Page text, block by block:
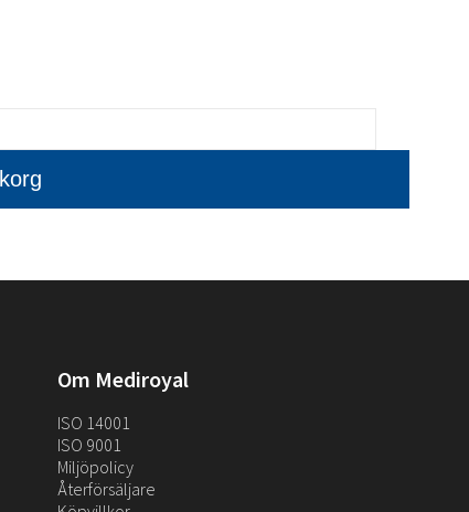
Om Mediroyal
ISO 14001
ISO 9001
Miljöpolicy
Återförsäljare